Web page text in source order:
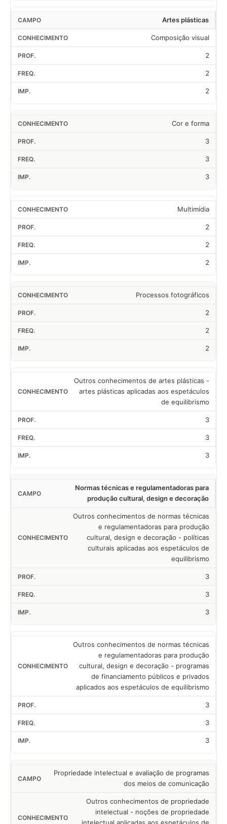
Artes plásticas
Composição visual
2
2
2
Cor e forma
3
3
3
Multimídia
2
2
2
Processos fotográficos
2
2
2
Outros conhecimentos de artes plásticas -
artes plásticas aplicadas aos espetáculos
de equilibrismo
3
3
3
Normas técnicas e regulamentadoras para
produção cultural, design e decoração
Outros conhecimentos de normas técnicas
e regulamentadoras para produção
cultural, design e decoração - políticas
culturais aplicadas aos espetáculos de
equilibrismo
3
3
3
Outros conhecimentos de normas técnicas
e regulamentadoras para produção
cultural, design e decoração - programas
de financiamento públicos e privados
aplicados aos espetáculos de equilibrismo
3
3
3
Propriedade intelectual e avaliação de programas
dos meios de comunicação
Outros conhecimentos de propriedade
intelectual - noções de propriedade